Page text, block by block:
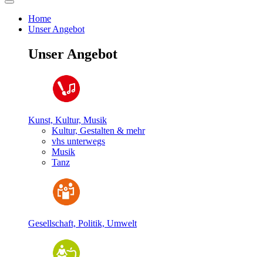
Home
Unser Angebot
Unser Angebot
Kunst, Kultur, Musik
Kultur, Gestalten & mehr
vhs unterwegs
Musik
Tanz
Gesellschaft, Politik, Umwelt